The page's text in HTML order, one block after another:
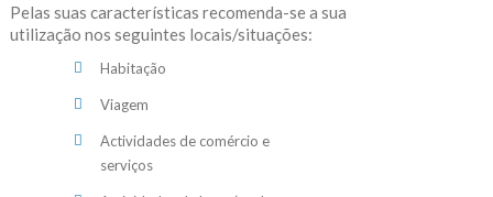
Pelas suas características recomenda-se a sua
utilização nos seguintes locais/situações:
Habitação
Viagem
Actividades de comércio e
serviços